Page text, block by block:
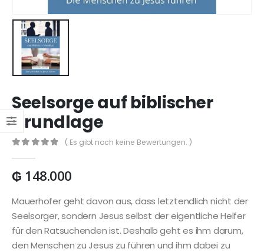
Seelsorge auf biblischer
Grundlage
( Es gibt noch keine Bewertungen. )
₲ 148.000
Mauerhofer geht davon aus, dass letztendlich nicht der
Seelsorger, sondern Jesus selbst der eigentliche Helfer
für den Ratsuchenden ist. Deshalb geht es ihm darum,
den Menschen zu Jesus zu führen und ihm dabei zu